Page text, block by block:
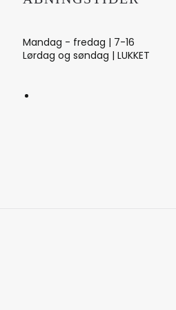
Mandag - fredag | 7-16
Lørdag og søndag | LUKKET